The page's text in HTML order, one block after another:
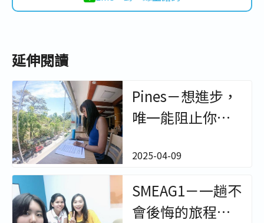
延伸閱讀
Pines－想進步，
唯一能阻止你的
【菲律賓遊學學
生心得】－非凡
遊學
2025-04-09
SMEAG1－一趟不
會後悔的旅程